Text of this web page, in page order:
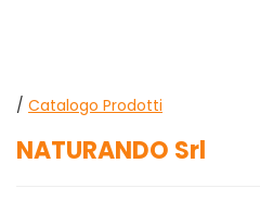
/ Catalogo Prodotti
NATURANDO Srl